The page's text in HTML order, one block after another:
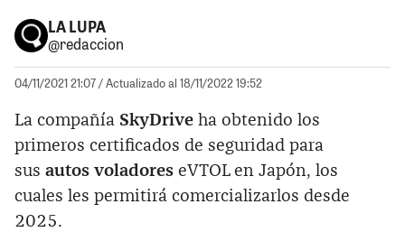
LA LUPA
@redaccion
04/11/2021 21:07/ Actualizado al 18/11/2022 19:52
La compañía SkyDrive ha obtenido los
primeros certificados de seguridad para
sus autos voladores eVTOL en Japón, los
cuales les permitirá comercializarlos desde
2025.